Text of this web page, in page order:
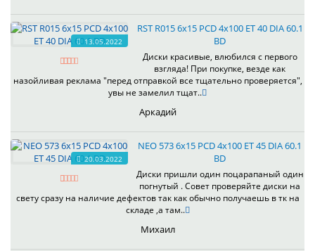
13.05.2022
RST R015 6x15 PCD 4x100 ET 40 DIA 60.1
BD
Диски красивые, влюбился с первого
взгляда! При покупке, везде как
назойливая реклама "перед отправкой все тщательно проверяется",
увы не замелил тщат..
Аркадий
20.03.2022
NEO 573 6x15 PCD 4x100 ET 45 DIA 60.1
BD
Диски пришли один поцарапаный один
погнутый . Совет проверяйте диски на
свету сразу на наличие дефектов так как обычно получаешь в тк на
складе ,а там..
Михаил